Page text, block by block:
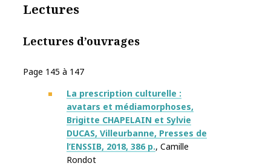
Lectures
Lectures d’ouvrages
Page 145 à 147
La prescription culturelle :
avatars et médiamorphoses,
Brigitte CHAPELAIN et Sylvie
DUCAS, Villeurbanne, Presses de
l’ENSSIB, 2018, 386 p., Camille
Rondot